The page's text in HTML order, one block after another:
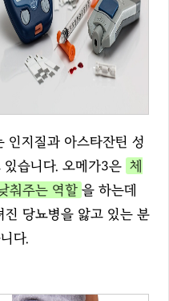
인지질과 아스타잔틴 성
습니다. 오메가3은 체
춰주는 역할 을 하는데
진 당뇨병을 앓고 있는 분
다.